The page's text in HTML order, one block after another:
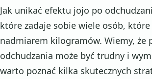
Jak unikać efektu jojo po
które zadaje sobie wiele osób, które
nadmiarem kilogramów. Wiemy, że
odchudzania może być trudny i
warto poznać kilka skutecznych